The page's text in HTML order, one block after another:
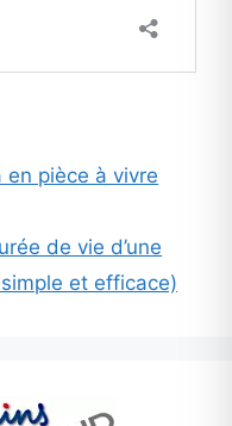
en pièce à vivre
de vie d’une
et efficace)